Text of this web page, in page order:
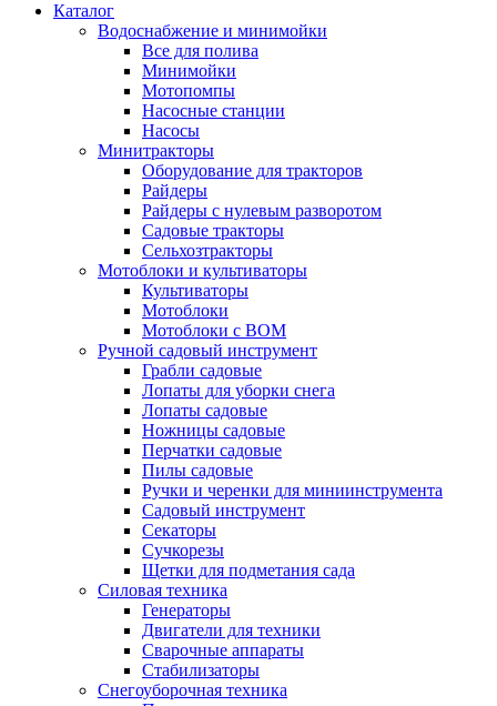
Каталог
Водоснабжение и минимойки
Все для полива
Минимойки
Мотопомпы
Насосные станции
Насосы
Минитракторы
Оборудование для тракторов
Райдеры
Райдеры с нулевым разворотом
Садовые тракторы
Сельхозтракторы
Мотоблоки и культиваторы
Культиваторы
Мотоблоки
Мотоблоки с ВОМ
Ручной садовый инструмент
Грабли садовые
Лопаты для уборки снега
Лопаты садовые
Ножницы садовые
Перчатки садовые
Пилы садовые
Ручки и черенки для миниинструмента
Садовый инструмент
Секаторы
Сучкорезы
Щетки для подметания сада
Силовая техника
Генераторы
Двигатели для техники
Сварочные аппараты
Стабилизаторы
Снегоуборочная техника